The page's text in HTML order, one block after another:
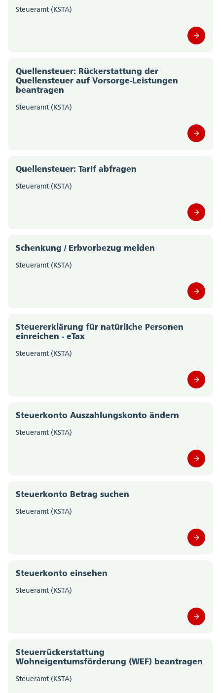
Steueramt (KSTA)
Quellensteuer: Rückerstattung der
Quellensteuer auf Vorsorge-Leistungen
beantragen
Steueramt (KSTA)
Quellensteuer: Tarif abfragen
Steueramt (KSTA)
Schenkung / Erbvorbezug melden
Steueramt (KSTA)
Steuererklärung für natürliche Personen
einreichen - eTax
Steueramt (KSTA)
Steuerkonto Auszahlungskonto ändern
Steueramt (KSTA)
Steuerkonto Betrag suchen
Steueramt (KSTA)
Steuerkonto einsehen
Steueramt (KSTA)
Steuerrückerstattung
Wohneigentumsförderung (WEF) beantragen
Steueramt (KSTA)